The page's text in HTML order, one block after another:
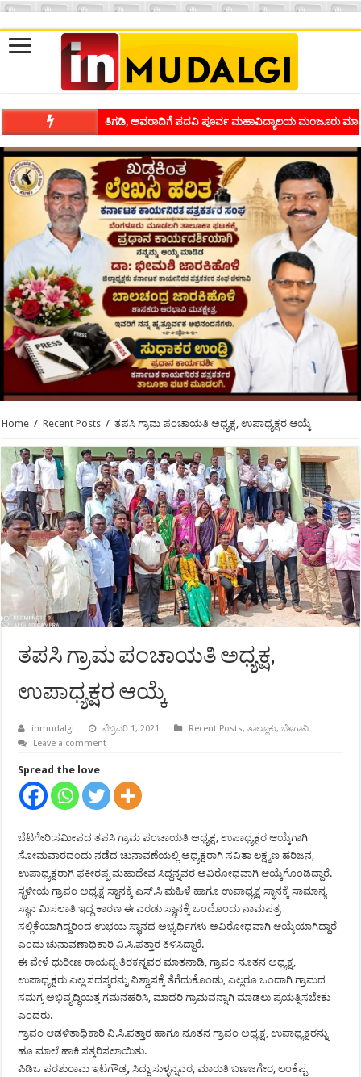
ಶಿವಾಪುರದಲ್ಲಿ ಕವಿಗೋಷ್ಠಿಯ ಸಂಭ್ರಮ ಭಾವನೆಗಳನ್ನು ಕಟ್ಟಿಕೊಡುವ
Home / Recent Posts / ತಪಸಿ ಗ್ರಾಮ ಪಂಚಾಯತಿ ಅಧ್ಯಕ್ಷ, ಉಪಾಧ್ಯಕ್ಷರ ಆಯ್ಕೆ
ತಪಸಿ ಗ್ರಾಮ ಪಂಚಾಯತಿ ಅಧ್ಯಕ್ಷ,
ಉಪಾಧ್ಯಕ್ಷರ ಆಯ್ಕೆ
inmudalgi ಫೆಬ್ರವರಿ 1, 2021 Recent Posts,ತಾಲ್ಲೂಕು,ಬೆಳಗಾವಿ
Leave a comment
Spread the love
ಬೆಟಗೇರಿ:ಸಮೀಪದ ತಪಸಿ ಗ್ರಾಮ ಪಂಚಾಯತಿ ಅಧ್ಯಕ್ಷ, ಉಪಾಧ್ಯಕ್ಷರ ಆಯ್ಕೆಗಾಗಿ
ಸೋಮವಾರದಂದು ನಡೆದ ಚುನಾವಣೆಯಲ್ಲಿ ಅಧ್ಯಕ್ಷರಾಗಿ ಸವಿತಾ ಲಕ್ಷ್ಮಣ ಹರಿಜನ,
ಉಪಾಧ್ಯಕ್ಷರಾಗಿ ಫಕೀರಪ್ಪ ಮಹಾದೇವ ಸಿದ್ದನ್ನವರ ಅವಿರೋಧವಾಗಿ ಆಯ್ಕೆಗೊಂಡಿದ್ದಾರೆ.
ಸ್ಥಳೀಯ ಗ್ರಾಪಂ ಅಧ್ಯಕ್ಷ ಸ್ಥಾನಕ್ಕೆ ಎಸ್.ಸಿ ಮಹಿಳೆ ಹಾಗೂ ಉಪಾಧ್ಯಕ್ಷ ಸ್ಥಾನಕ್ಕೆ ಸಾಮಾನ್ಯ
ಸ್ಥಾನ ಮಿಸಲಾತಿ ಇದ್ದ ಕಾರಣ ಈ ಎರಡು ಸ್ಥಾನಕ್ಕೆ ಒಂದೊಂದು ನಾಮಪತ್ರ
ಸಲ್ಲಿಕೆಯಾಗಿದ್ದರಿಂದ ಉಭಯ ಸ್ಥಾನದ ಅಭ್ಯರ್ಥಿಗಳು ಅವಿರೋಧವಾಗಿ ಆಯ್ಕೆಯಾಗಿದ್ದಾರೆ
ಎಂದು ಚುನಾವಣಾಧಿಕಾರಿ ವಿ.ಸಿ.ಪತ್ತಾರ ತಿಳಿಸಿದ್ದಾರೆ.
ಈ ವೇಳೆ ಧುರೀಣ ರಾಯಪ್ಪ ತಿರಕನ್ನವರ ಮಾತನಾಡಿ, ಗ್ರಾಪಂ ನೂತನ ಅಧ್ಯಕ್ಷ,
ಉಪಾಧ್ಯಕ್ಷರು ಎಲ್ಲ ಸದಸ್ಯರನ್ನು ವಿಶ್ವಾಸಕ್ಕೆ ತೆಗೆದುಕೊಂಡು, ಎಲ್ಲರೂ ಒಂದಾಗಿ ಗ್ರಾಮದ
ಸಮಗ್ರ ಅಭಿವೃದ್ಧಿಯತ್ತ ಗಮನಹರಿಸಿ, ಮಾದರಿ ಗ್ರಾಮವನ್ನಾಗಿ ಮಾಡಲು ಪ್ರಯತ್ನಿಸಬೇಕು
ಎಂದರು.
ಗ್ರಾಪಂ ಆಡಳಿತಾಧಿಕಾರಿ ವಿ.ಸಿ.ಪತ್ತಾರ ಹಾಗೂ ನೂತನ ಗ್ರಾಪಂ ಅಧ್ಯಕ್ಷ, ಉಪಾಧ್ಯಕ್ಷರನ್ನು
ಹೂ ಮಾಲೆ ಹಾಕಿ ಸತ್ಕರಿಸಲಾಯಿತು.
ಪಿಡಿಒ ಪರಶುರಾಮ ಇಟಗೌಡ್ರ, ಸಿದ್ದು ಸುಳ್ಳನ್ನವರ, ಮಾರುತಿ ಬಣಜಗೇರ, ಲಂಕೆಪ್ಪ